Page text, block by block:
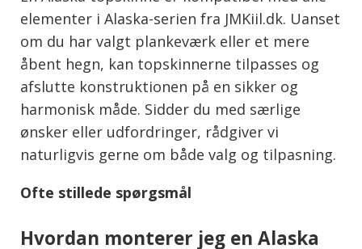
elementer i Alaska-serien fra JMKiil.dk. Uanset
om du har valgt plankeværk eller et mere
åbent hegn, kan topskinnerne tilpasses og
afslutte konstruktionen på en sikker og
harmonisk måde. Sidder du med særlige
ønsker eller udfordringer, rådgiver vi
naturligvis gerne om både valg og tilpasning.
Ofte stillede spørgsmål
Hvordan monterer jeg en Alaska